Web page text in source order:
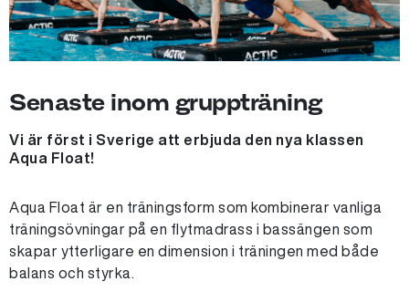
Senaste inom gruppträning
Vi är först i Sverige att erbjuda den nya klassen
Aqua Float!
Aqua Float är en träningsform som kombinerar vanliga
träningsövningar på en flytmadrass i bassängen som
skapar ytterligare en dimension i träningen med både
balans och styrka.